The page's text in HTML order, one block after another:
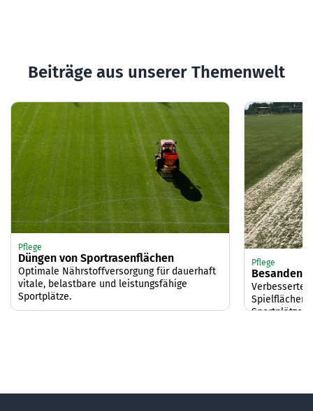
Beiträge aus unserer Themenwelt
Pflege
Düngen von Sportrasenflächen
Optimale Nährstoffversorgung für dauerhaft
vitale, belastbare und leistungsfähige
Sportplätze.
Pflege
Besanden
Verbesserte
Spielflächen
Sportplätze.